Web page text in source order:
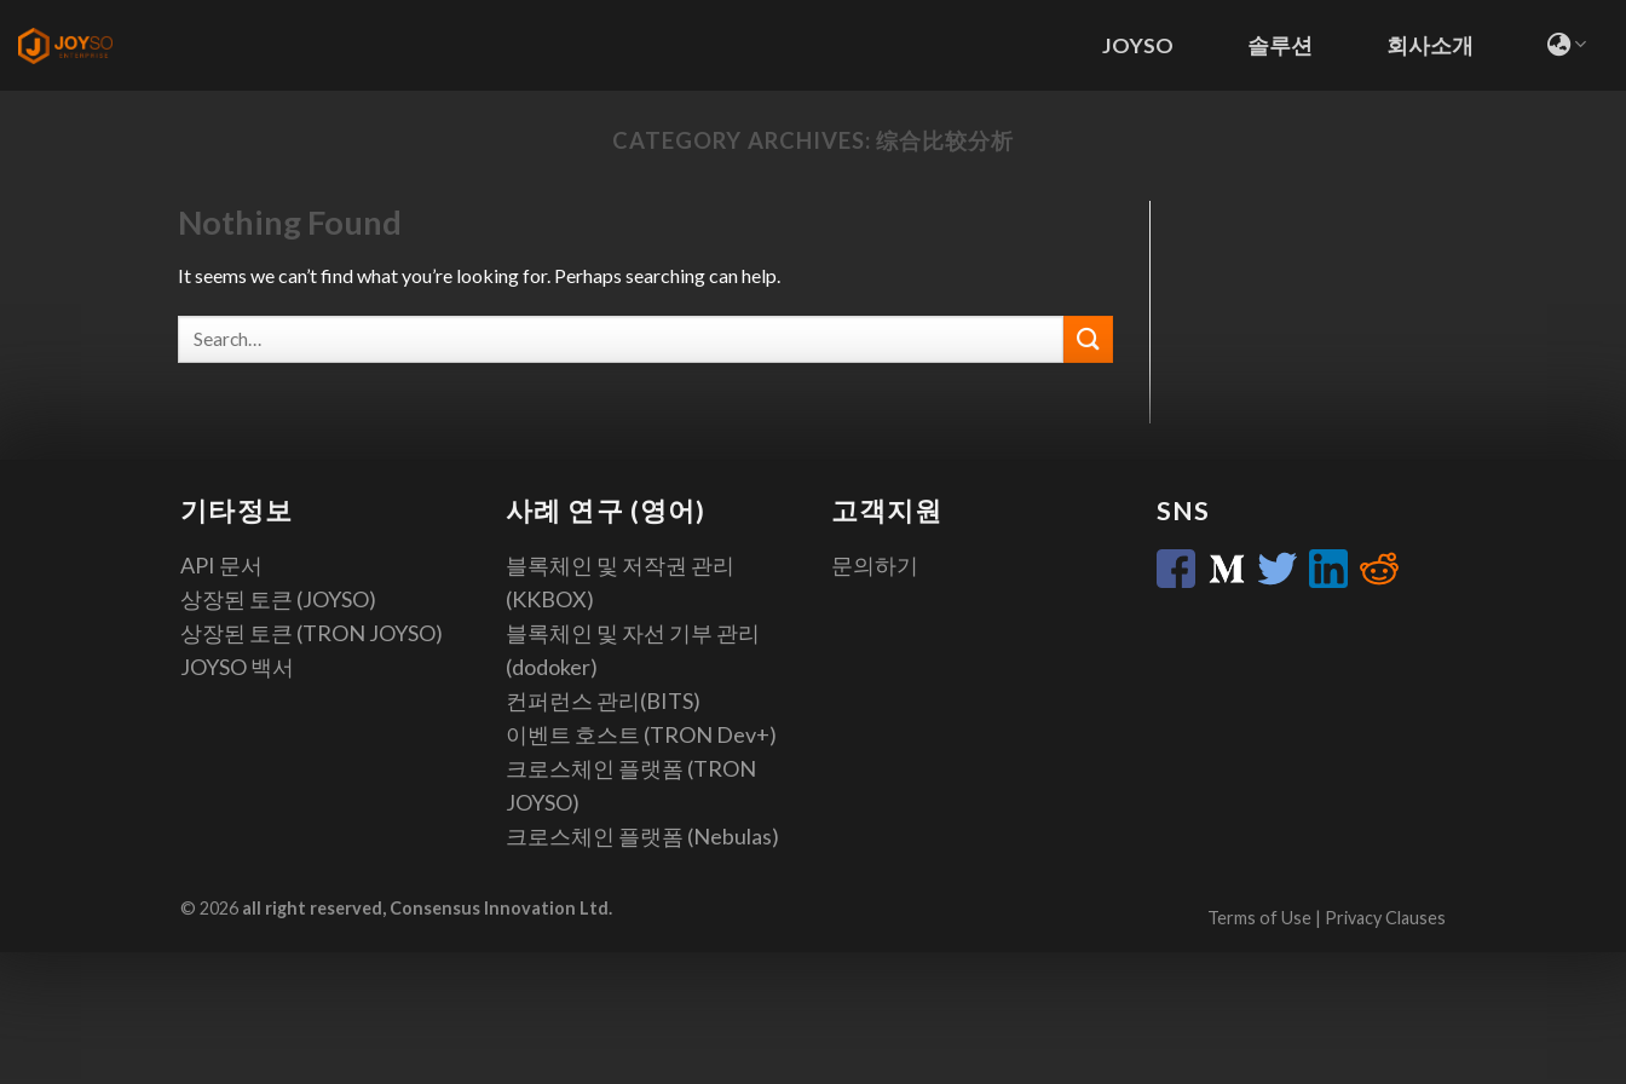
JOYSO 솔루션 회사소개
CATEGORY ARCHIVES:综合比较分析
Nothing Found
It seems we can’t find what you’re looking for. Perhaps searching can help.
기타정보
API 문서
상장된 토큰 (JOYSO)
상장된 토큰 (TRON JOYSO)
JOYSO 백서
사례 연구 (영어)
블록체인 및 저작권 관리
(KKBOX)
블록체인 및 자선 기부 관리
(dodoker)
컨퍼런스 관리(BITS)
이벤트 호스트 (TRON Dev+)
크로스체인 플랫폼 (TRON
JOYSO)
크로스체인 플랫폼 (Nebulas)
고객지원
문의하기
SNS
Terms of Use | Privacy Clauses
© 2026 all right reserved, Consensus Innovation Ltd.